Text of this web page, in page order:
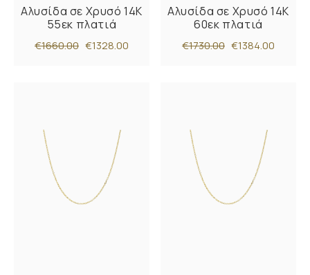
Αλυσίδα σε Χρυσό 14Κ
55εκ πλατιά
€1660.00 €1328.00
Αλυσίδα σε Χρυσό 14Κ
60εκ πλατιά
€1730.00 €1384.00